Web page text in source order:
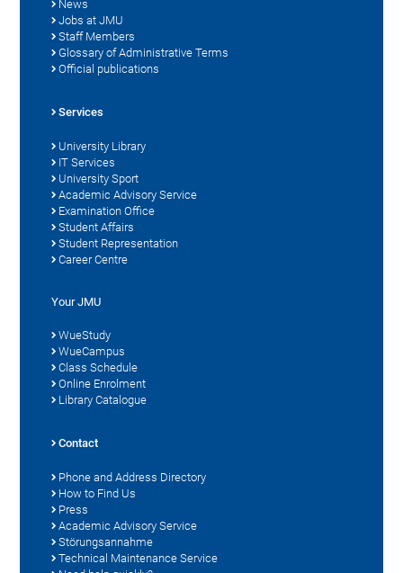
News
Jobs at JMU
Staff Members
Glossary of Administrative Terms
Official publications
Services
University Library
IT Services
University Sport
Academic Advisory Service
Examination Office
Student Affairs
Student Representation
Career Centre
Your JMU
WueStudy
WueCampus
Class Schedule
Online Enrolment
Library Catalogue
Contact
Phone and Address Directory
How to Find Us
Press
Academic Advisory Service
Störungsannahme
Technical Maintenance Service